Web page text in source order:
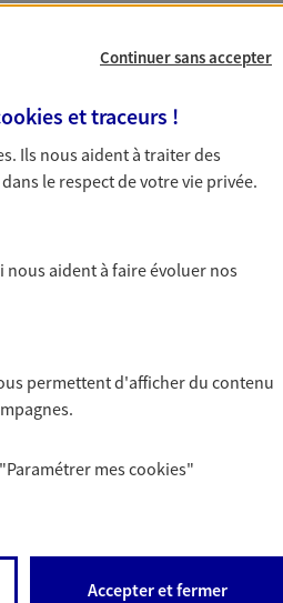
Continuer sans accepter
et traceurs !
. Ils nous aident à traiter des
le respect de votre vie privée.
nous aident à faire évoluer nos
permettent d'afficher du contenu
"Paramétrer mescookies"
Accepter et fermer